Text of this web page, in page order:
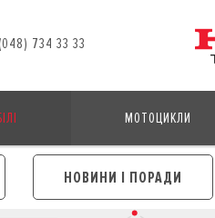
734 33 33
МОТОЦИКЛИ
НОВИНИ І ПОРАДИ